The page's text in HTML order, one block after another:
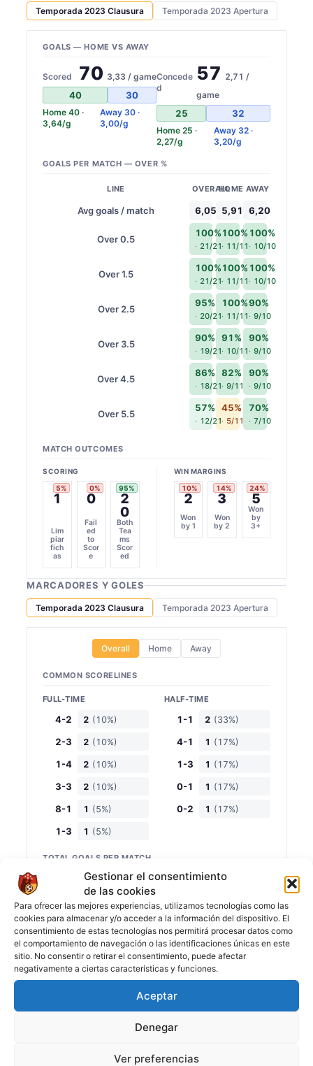
Gestionar el consentimiento
de las cookies
Para ofrecer las mejores experiencias, utilizamos tecnologías como las
cookies para almacenar y/o acceder a la información del dispositivo. El
consentimiento de estas tecnologías nos permitirá procesar datos como
el comportamiento de navegación o las identificaciones únicas en este
sitio. No consentir o retirar el consentimiento, puede afectar
negativamente a ciertas características y funciones.
Aceptar
Denegar
Ver preferencias
Temporada 2023 Clausura Temporada 2023 Apertura
GOALS — HOME VS AWAY
Scored 70 3,33 / game
40 30
Home 40 ·
3,64/g
Away 30 ·
3,00/g
Concede
d
57 2,71 /
game
25 32
Home 25 ·
2,27/g
Away 32 ·
3,20/g
GOALS PER MATCH — OVER %
LINE OVERALLHOME AWAY
Avg goals / match 6,05 5,91 6,20
Over 0.5
100%
21/21
100%
11/11
100%
10/10
Over 1.5
100%
21/21
100%
11/11
100%
10/10
Over 2.5
95%
20/21
100%
11/11
90%
9/10
Over 3.5
90%
19/21
91%
10/11
90%
9/10
Over 4.5
86%
18/21
82%
9/11
90%
9/10
Over 5.5
57%
12/21
45%
5/11
70%
7/10
MATCH OUTCOMES
SCORING
5%
1
Lim
piar
fich
as
0%
0
Fail
ed
to
Scor
e
95%
2
0
Both
Tea
ms
Scor
ed
WIN MARGINS
10%
2
Won
by 1
14%
3
Won
by 2
24%
5
Won
by
3+
MARCADORES Y GOLES
Temporada 2023 Clausura Temporada 2023 Apertura
Overall Home Away
COMMON SCORELINES
FULL-TIME
4-2 2 (10%)
2-3 2 (10%)
1-4 2 (10%)
3-3 2 (10%)
8-1 1 (5%)
1-3 1 (5%)
HALF-TIME
1-1 2 (33%)
4-1 1 (17%)
1-3 1 (17%)
0-1 1 (17%)
0-2 1 (17%)
TOTAL GOALS PER MATCH
FULL-TIME
5 6(29%)
6 5(24%)
7 3(14%)
9 2(10%)
2 1(5%)
HALF-TIME
2 3(50%)
5 1(17%)
4 1(17%)
1 1(17%)